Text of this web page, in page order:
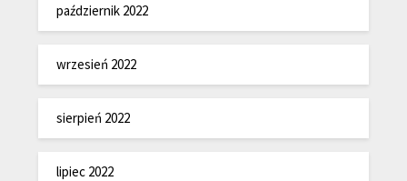
październik 2022
wrzesień 2022
sierpień 2022
lipiec 2022